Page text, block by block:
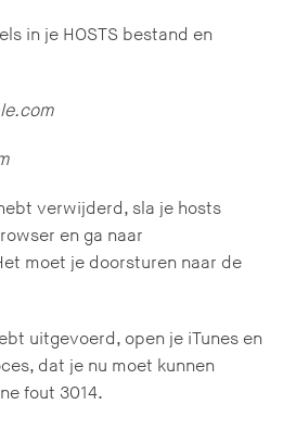
in je HOSTS bestand en
verwijderd, sla je hosts
en ga naar
moet je doorsturen naar de
uitgevoerd, open je iTunes en
dat je nu moet kunnen
fout 3014.